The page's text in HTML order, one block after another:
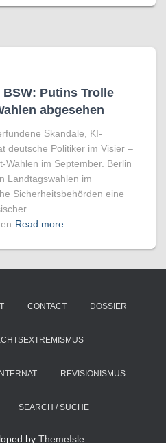
Putins Trolle
abgesehen
Skandale, KI-
deutsche Politiker im Visier –
Wahlen im September. Berlin
Landtagswahlen im
Sicherheitsbehörden eine
Read more
CONTACT DOSSIER
REVISIONISMUS
SEARCH / SUCHE
by ThemeIsle